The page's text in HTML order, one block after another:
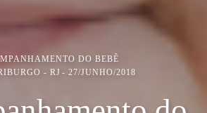
DO BEBÊ
- RJ
27/JUNHO/2018